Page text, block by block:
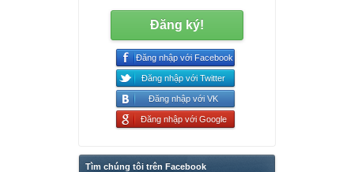
Đăng ký!
Đăng nhập với Facebook
Đăng nhập với Twitter
Đăng nhập với VK
Đăng nhập với Google
Tìm chúng tôi trên Facebook